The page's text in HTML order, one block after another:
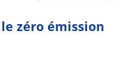
zéro émission